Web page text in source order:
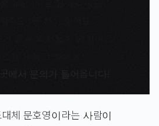
에서 문의가 들어옵니다!
체 문호영이라는 사람이